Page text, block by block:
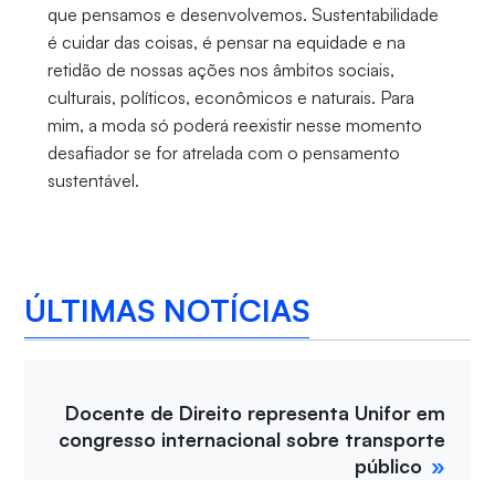
que pensamos e desenvolvemos. Sustentabilidade
é cuidar das coisas, é pensar na equidade e na
retidão de nossas ações nos âmbitos sociais,
culturais, políticos, econômicos e naturais. Para
mim, a moda só poderá reexistir nesse momento
desafiador se for atrelada com o pensamento
sustentável.
ÚLTIMAS NOTÍCIAS
Docente de Direito representa Unifor em
congresso internacional sobre transporte
público